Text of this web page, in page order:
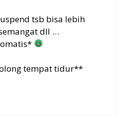
tsb bisa lebih
dll …
tempat tidur**